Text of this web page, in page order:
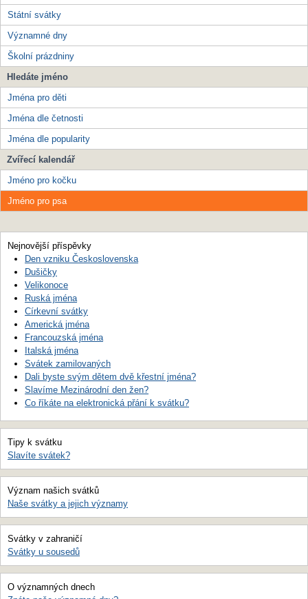
Státní svátky
Významné dny
Školní prázdniny
Hledáte jméno
Jména pro děti
Jména dle četnosti
Jména dle popularity
Zvířecí kalendář
Jméno pro kočku
Jméno pro psa
Nejnovější příspěvky
Den vzniku Československa
Dušičky
Velikonoce
Ruská jména
Církevní svátky
Americká jména
Francouzská jména
Italská jména
Svátek zamilovaných
Dali byste svým dětem dvě křestní jména?
Slavíme Mezinárodní den žen?
Co říkáte na elektronická přání k svátku?
Tipy k svátku
Slavíte svátek?
Význam našich svátků
Naše svátky a jejich významy
Svátky v zahraničí
Svátky u sousedů
O významných dnech